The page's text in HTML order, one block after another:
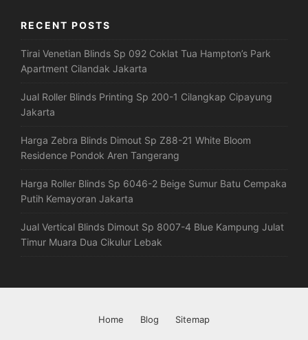
RECENT POSTS
Tirai Venetian Blinds Sp 092 Coklat Tua Hampton’s Park
Apartment Cilandak Jakarta
Jual Roller Blinds Printing Sp 200-1 Cilangkap Cipayung
Jakarta
Harga Zebra Blinds Dimout Sp Z88-21 White Bloom
Residence Pondok Aren Tangerang
Harga Roller Blinds Sp 6046-2 Beige Sumur Batu Cempaka
Putih Kemayoran Jakarta
Jual Vertical Blinds Dimout Sp 8007-4 Blue Kampung Julat
Timur Muara Dua Cikulur Lebak
Home Blog Sitemap